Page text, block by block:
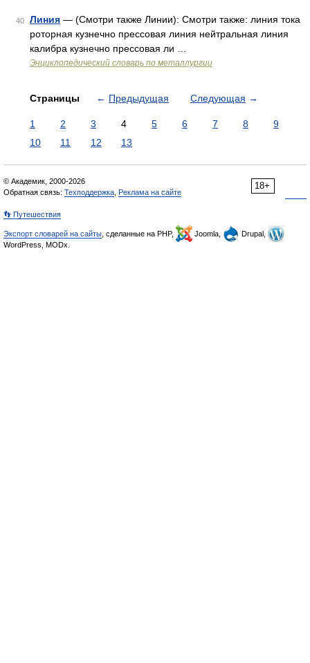
40 Линия — (Смотри также Линии): Смотри также: линия тока
роторная кузнечно прессовая линия нейтральная линия
калибра кузнечно прессовая ли …
Энциклопедический словарь по металлургии
Страницы ← Предыдущая Следующая →
1 2 3 4 5 6 7 8
9
10
11 12 13
18+
© Академик, 2000-2026
Обратная связь: Техподдержка Реклама на сайте
👣 Путешествия
Экспорт словарей на сайты , сделанные на PHP, Joomla,
Drupal,
WordPress, MODx.